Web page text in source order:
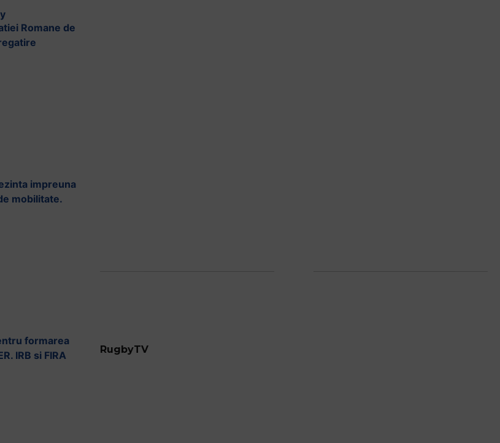
Romane de
impreuna
mobilitate.
formarea
IRB si FIRA
RugbyTV